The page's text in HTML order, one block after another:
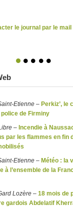
le journal par le
1 2 3 4 5
Etienne– Perkiz’, le
de Firminy
– Incendie à
par les flammes en fin
Etienne– Météo : la
à l’ensemble de la
Lozère– 18 mois de
gardois Abdelatif